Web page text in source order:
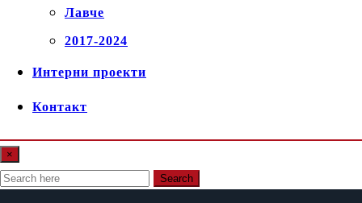
Лавче
2017-2024
Интерни проекти
Контакт
×
Search